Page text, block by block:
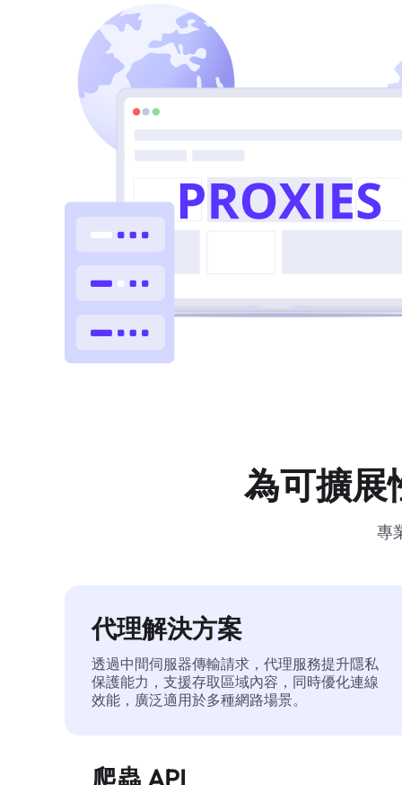
為可擴展
專
代理解決方案
透過中間伺服器傳輸請求，代理服務提升隱私
保護能力，支援存取區域內容，同時優化連線
效能，廣泛適用於多種網路場景。
爬蟲 API